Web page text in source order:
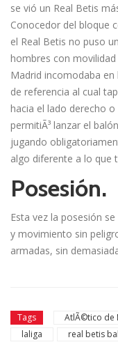
se vió un Real Betis
Conocedor del bloque
el Real Betis no puso
hombres con
Madrid incomodaba
de referencia al cual
hacia el lado derecho
permitiÃ³ lanzar el
jugando
algo diferente a lo que
Posesión.
Esta vez la posesión
y movimiento sin
armadas, sin
Tags AtlÃ©tico de
laliga
real betis